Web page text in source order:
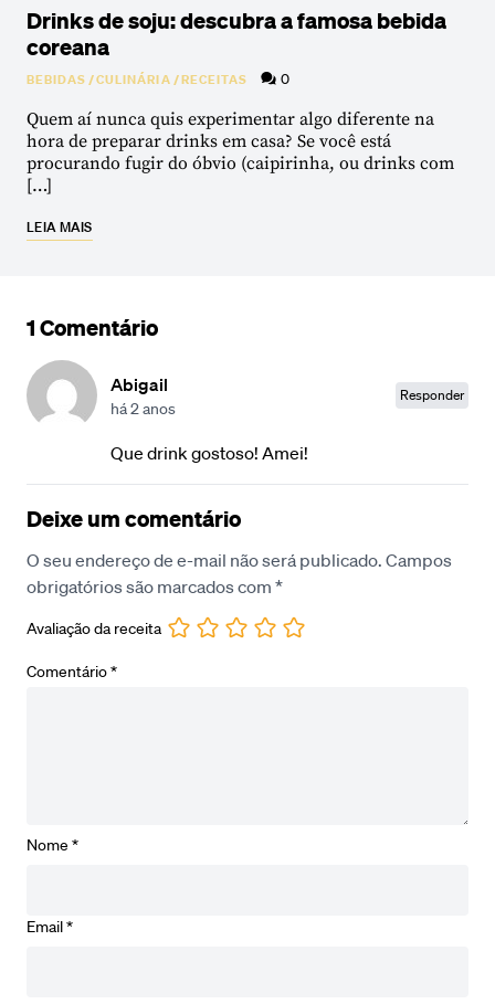
Drinks de soju: descubra a famosa bebida
coreana
BEBIDAS/CULINÁRIA/RECEITAS 0
Quem aí nunca quis experimentar algo diferente na
hora de preparar drinks em casa? Se você está
procurando fugir do óbvio (caipirinha, ou drinks com
[…]
LEIA MAIS
1 Comentário
Abigail
há 2 anos
Responder
Que drink gostoso! Amei!
Deixe um comentário
O seu endereço de e-mail não será publicado. Campos
obrigatórios são marcados com *
Avaliação da receita
Comentário*
Nome *
Email*